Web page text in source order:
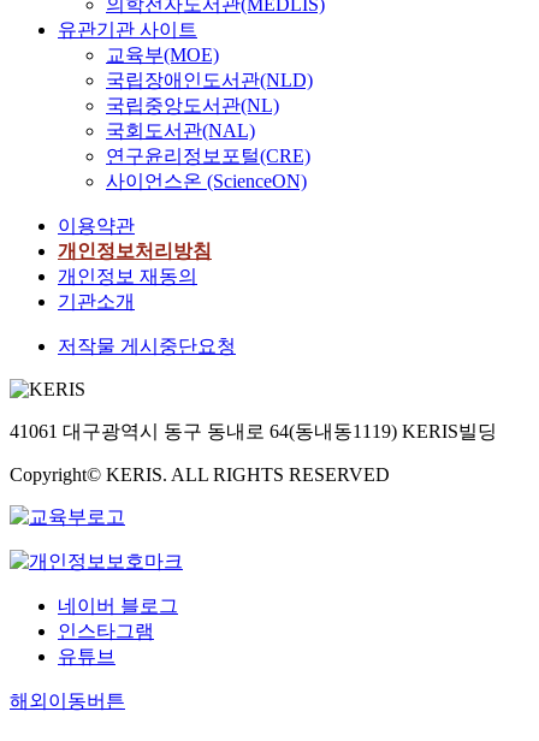
의학전자도서관(MEDLIS)
유관기관 사이트
교육부(MOE)
국립장애인도서관(NLD)
국립중앙도서관(NL)
국회도서관(NAL)
연구윤리정보포털(CRE)
사이언스온 (ScienceON)
이용약관
개인정보처리방침
개인정보 재동의
기관소개
저작물 게시중단요청
41061 대구광역시 동구 동내로 64(동내동1119) KERIS빌딩
Copyright© KERIS. ALL RIGHTS RESERVED
네이버 블로그
인스타그램
유튜브
해외이동버튼